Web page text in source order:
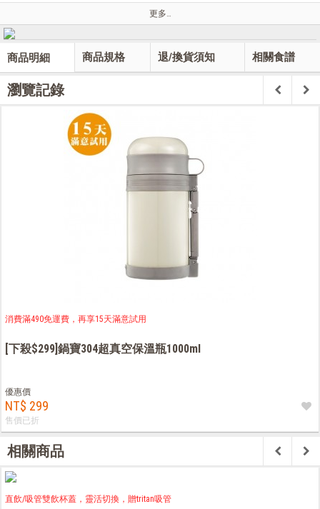
更多…
商品明細 商品規格 退/換貨須知 相關食譜
瀏覽記錄
消費滿490免運費，再享15天滿意試用
[下殺$299]鍋寶304超真空保溫瓶1000ml
優惠價
NT$ 299
售價已折
相關商品
直飲/吸管雙飲杯蓋，靈活切換，贈tritan吸管